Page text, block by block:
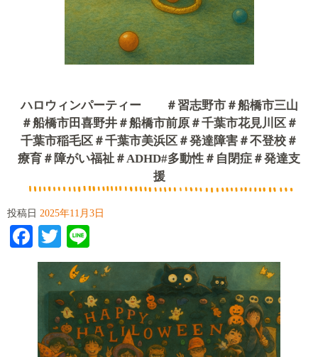
ハロウィンパーティー ＃習志野市＃船橋市三山
＃船橋市田喜野井＃船橋市前原＃千葉市花見川区＃
千葉市稲毛区＃千葉市美浜区＃発達障害＃不登校＃
療育＃障がい福祉＃ADHD#多動性＃自閉症＃発達支
援
投稿日 2025年11月3日
Facebook
Twitter